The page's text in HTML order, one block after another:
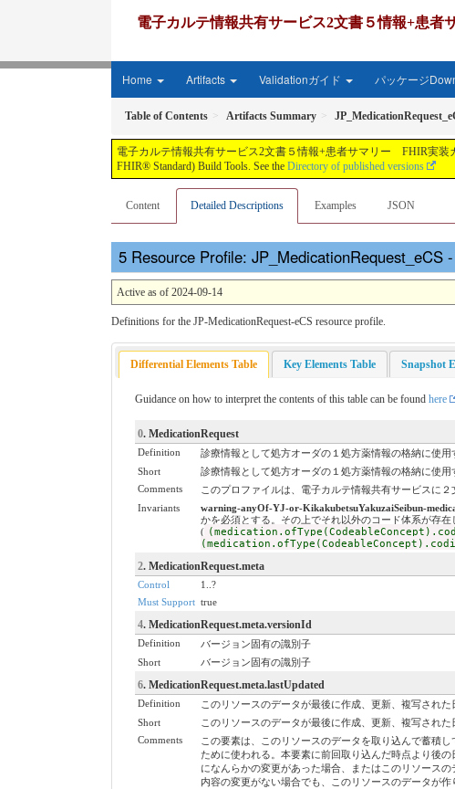
電子カルテ情報共有サービス2文書５情報+患
Home Artifacts Validationガイド パッケージ
Table of Contents Artifacts Summary
電子カルテ情報共有サービス2文書５情報+患者サマリー FHIR実装ガ
FHIR® Standard) Build Tools. See the Directory of published versions
Content Detailed Descriptions Examples JSON
Resource Profile: JP_MedicationRequest_eCS
Active as of 2024-09-14
Definitions for the JP-MedicationRequest-eCS resource profile.
Differential Elements Table Key Elements Table Snapshot
Guidance on how to interpret the contents of this table can be found here
0. MedicationRequest
Definition
診療情報として処方オーダの１処方薬情報の格納に使用
Short
診療情報として処方オーダの１処方薬情報の格納に使用
Comments
このプロファイルは、電子カルテ情報共有サービスに
Invariants
warning-anyOf-YJ-or-KikakubetsuYakuzaiSeibun-
かを必須とする。その上でそれ以外のコード体系が存
(
2. MedicationRequest.meta
Control
1..?
Must Support true
4. MedicationRequest.meta.versionId
Definition
バージョン固有の識別子
Short
バージョン固有の識別子
6. MedicationRequest.meta.lastUpdated
Definition
このリソースのデータが最後に作成、更新、複写され
Short
このリソースのデータが最後に作成、更新、複写され
Comments
この要素は、このリソースのデータを取り込んで蓄積
ために使われる。本要素に前回取り込んだ時点より後
になんらかの変更があった場合、またはこのリソース
内容の変更がない場合でも、このリソースのデータが